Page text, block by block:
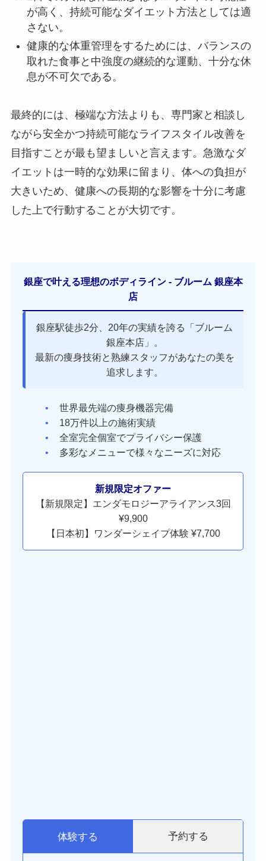
が高く、持続可能なダイエット方法としては適
さない。
健康的な体重管理をするためには、バランスの
取れた食事と中強度の継続的な運動、十分な休
息が不可欠である。
最終的には、極端な方法よりも、専門家と相談し
ながら安全かつ持続可能なライフスタイル改善を
目指すことが最も望ましいと言えます。急激なダ
イエットは一時的な効果に留まり、体への負担が
大きいため、健康への長期的な影響を十分に考慮
した上で行動することが大切です。
銀座で叶える理想のボディライン - ブルーム 銀座本
店
銀座駅徒歩2分、20年の実績を誇る「ブルーム
銀座本店」。
最新の痩身技術と熟練スタッフがあなたの美を
追求します。
世界最先端の痩身機器完備
18万件以上の施術実績
全室完全個室でプライバシー保護
多彩なメニューで様々なニーズに対応
新規限定オファー
【新規限定】エンダモロジーアライアンス3回
¥9,900
【日本初】ワンダーシェイプ体験 ¥7,700
体験する 予約する